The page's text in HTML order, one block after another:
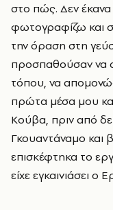
στο πώς. Δεν έκανα
φωτογραφίζω και
την όραση στη
προσπαθούσαν να
τόπου, να
πρώτα μέσα μου
Κούβα, πριν από
Γκουαντάναμο
επισκέφτηκα το
είχε εγκαινιάσει ο